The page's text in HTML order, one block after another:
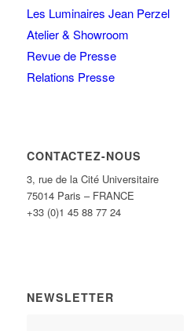
Les Luminaires Jean Perzel
Atelier & Showroom
Revue de Presse
Relations Presse
CONTACTEZ-NOUS
3, rue de la Cité Universitaire
75014 Paris – FRANCE
+33 (0)1 45 88 77 24
NEWSLETTER